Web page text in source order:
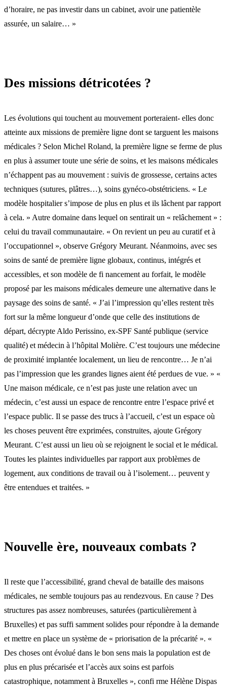
d’horaire, ne pas investir dans un cabinet, avoir une patientèle
assurée, un salaire… »
Des missions détricotées ?
Les évolutions qui touchent au mouvement porteraient- elles donc
atteinte aux missions de première ligne dont se targuent les maisons
médicales ? Selon Michel Roland, la première ligne se ferme de plus
en plus à assumer toute une série de soins, et les maisons médicales
n’échappent pas au mouvement : suivis de grossesse, certains actes
techniques (sutures, plâtres…), soins gynéco-obstétriciens. « Le
modèle hospitalier s’impose de plus en plus et ils lâchent par rapport
à cela. » Autre domaine dans lequel on sentirait un « relâchement » :
celui du travail communautaire. « On revient un peu au curatif et à
l’occupationnel », observe Grégory Meurant. Néanmoins, avec ses
soins de santé de première ligne globaux, continus, intégrés et
accessibles, et son modèle de fi nancement au forfait, le modèle
proposé par les maisons médicales demeure une alternative dans le
paysage des soins de santé. « J’ai l’impression qu’elles restent très
fort sur la même longueur d’onde que celle des institutions de
départ, décrypte Aldo Perissino, ex-SPF Santé publique (service
qualité) et médecin à l’hôpital Molière. C’est toujours une médecine
de proximité implantée localement, un lieu de rencontre… Je n’ai
pas l’impression que les grandes lignes aient été perdues de vue. » «
Une maison médicale, ce n’est pas juste une relation avec un
médecin, c’est aussi un espace de rencontre entre l’espace privé et
l’espace public. Il se passe des trucs à l’accueil, c’est un espace où
les choses peuvent être exprimées, construites, ajoute Grégory
Meurant. C’est aussi un lieu où se rejoignent le social et le médical.
Toutes les plaintes individuelles par rapport aux problèmes de
logement, aux conditions de travail ou à l’isolement… peuvent y
être entendues et traitées. »
Nouvelle ère, nouveaux combats ?
Il reste que l’accessibilité, grand cheval de bataille des maisons
médicales, ne semble toujours pas au rendezvous. En cause ? Des
structures pas assez nombreuses, saturées (particulièrement à
Bruxelles) et pas suffi samment solides pour répondre à la demande
et mettre en place un système de « priorisation de la précarité ». «
Des choses ont évolué dans le bon sens mais la population est de
plus en plus précarisée et l’accès aux soins est parfois
catastrophique, notamment à Bruxelles », confi rme Hélène Dispas